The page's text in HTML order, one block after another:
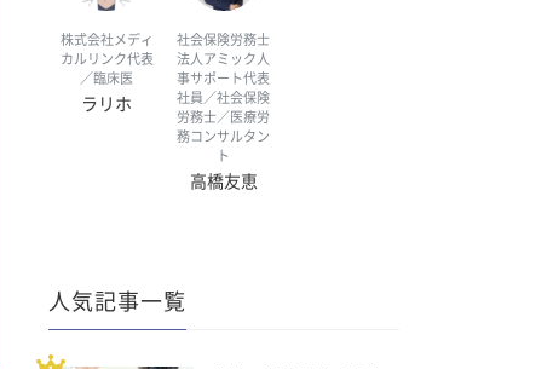
株式会社メディ
カルリンク代表
／臨床医
ラリホ
社会保険労務士
法人アミック人
事サポート代表
社員／社会保険
労務士／医療労
務コンサルタン
ト
高橋友恵
人気記事一覧